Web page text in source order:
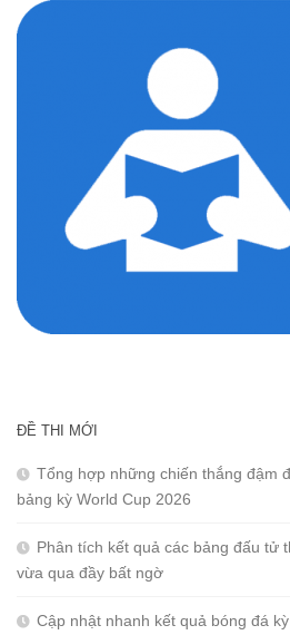
ĐỀ THI MỚI
Tổng hợp những chiến thắng đậm
bảng kỳ World Cup 2026
Phân tích kết quả các bảng đấu tử
vừa qua đầy bất ngờ
Cập nhật nhanh kết quả bóng đá